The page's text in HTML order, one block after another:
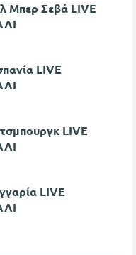
Μπερ Σεβά LIVE
LIVE
LIVE
LIVE